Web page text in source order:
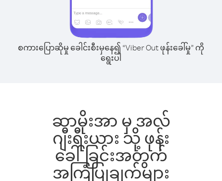
စကားပြောဆိုမှု ခေါင်းစီးမှနေ၍ “Viber Out ဖုန်းခေါ်မှု” ကို
ရွေးပါ
ဆာမိုးအာ မှ အလ်
ဂျီးရီးယား သို့ ဖုန်း
ခေါ်ခြင်းအတွက်
အကြံပြုချက်များ